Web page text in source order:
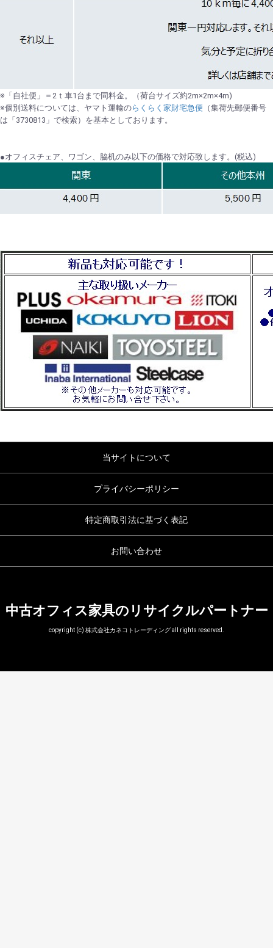
※「自社便」＝2ｔ車1台まで同料金。（荷台サイズ約2m×2m×4m)
※個別送料については、ヤマト運輸のらくらく家財宅急便 （集荷先郵便番号
は「3730813」で検索）を基本としております。
●オフィスチェア、ワゴン、脇机のみ以下の価格で対応致します。(税込)
当サイトについて
プライバシーポリシー
特定商取引法に基づく表記
お問い合わせ
中古オフィス家具のリサイクルパートナー
copyright (c) 株式会社カネコトレーディング all rights reserved.